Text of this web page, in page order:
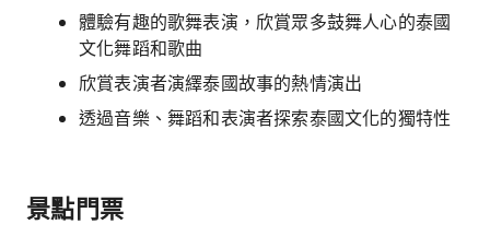
體驗有趣的歌舞表演，欣賞眾多鼓舞人心的泰國
文化舞蹈和歌曲
欣賞表演者演繹泰國故事的熱情演出
透過音樂、舞蹈和表演者探索泰國文化的獨特性
景點門票